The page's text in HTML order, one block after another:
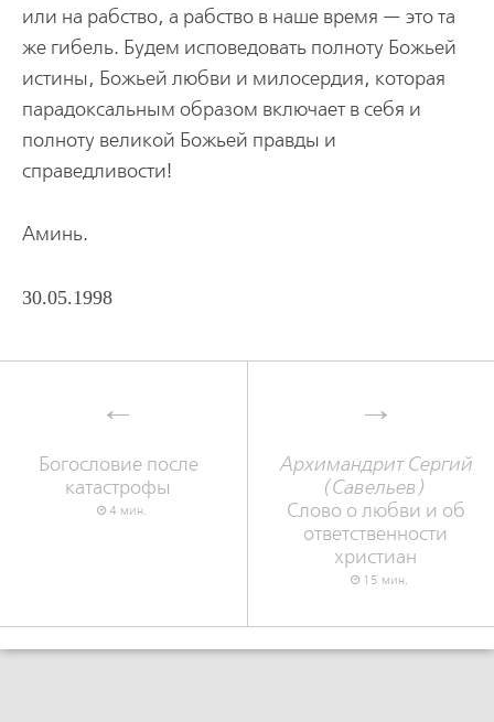
или на рабство, а рабство в наше время — это та
же гибель. Будем исповедовать полноту Божьей
истины, Божьей любви и милосердия, которая
парадоксальным образом включает в себя и
полноту великой Божьей правды и
справедливости!
Аминь.
30.05.1998
Богословие после
катастрофы
4 мин.
Архимандрит Сергий
(Савельев)
Слово о любви и об
ответственности
христиан
15 мин.